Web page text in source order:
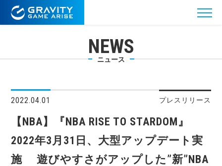
NEWS
ニュース
2022.04.01 プレスリリース
【NBA】『NBA RISE TO STARDOM』
2022年3月31日、大型アップデート実
施 遊びやすさがアップした”新”NBA